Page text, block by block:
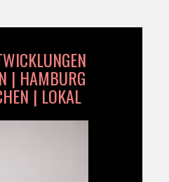
| HAMBURG
| LOKAL